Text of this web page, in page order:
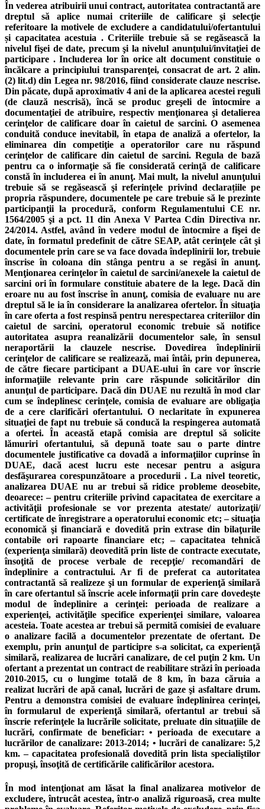
În vederea atribuirii unui contract, autoritatea contractantă are
dreptul să aplice numai criteriile de calificare şi selecţie
referitoare la motivele de excludere a candidatului/ofertantului
și capacitatea acestuia . Criteriile trebuie să se regăsească la
nivelul fişei de date, precum şi la nivelul anunţului/invitaţiei de
participare . Includerea lor în orice alt document constituie o
încălcare a principiului transparenţei, consacrat de art. 2 alin.
(2) lit.d) din Legea nr. 98/2016, fiind considerate clauze nescrise.
Din păcate, după aproximativ 4 ani de la aplicarea acestei reguli
(de clauză nescrisă), încă se produc greşeli de întocmire a
documentaţiei de atribuire, respectiv menţionarea şi detalierea
cerinţelor de calificare doar în caietul de sarcini. O asemenea
conduită conduce inevitabil, în etapa de analiză a ofertelor, la
eliminarea din competiţie a operatorilor care nu răspund
cerinţelor de calificare din caietul de sarcini. Regula de bază
pentru ca o informaţie să fie considerată cerinţă de calificare
constă în includerea ei în anunţ. Mai mult, la nivelul anunţului
trebuie să se regăsească şi referinţele privind declarațiile pe
propria răspundere, documentele pe care trebuie să le prezinte
participanţii la procedură, conform Regulamentului CE nr.
1564/2005 şi a pct. 11 din Anexa V Partea Cdin Directiva nr.
24/2014. Astfel, având în vedere modul de întocmire a fişei de
date, în formatul predefinit de către SEAP, atât cerinţele cât şi
documentele prin care se va face dovada îndeplinirii lor, trebuie
înscrise în coloana din stânga pentru a se regăsi în anunţ.
Menţionarea cerinţelor în caietul de sarcini/anexele la caietul de
sarcini ori în formulare constituie abatere de la lege. Dacă din
eroare nu au fost înscrise în anunţ, comisia de evaluare nu are
dreptul să le ia în considerare la analizarea ofertelor. În situaţia
în care oferta a fost respinsă pentru nerespectarea criteriilor din
caietul de sarcini, operatorul economic trebuie să notifice
autoritatea asupra reanalizării documentelor sale, în sensul
neraportării la clauzele nescrise. Dovedirea îndeplinirii
cerinţelor de calificare se realizează, mai întâi, prin depunerea,
de către fiecare participant a DUAE-ului în care vor înscrie
informaţiile relevante prin care răspunde solicitărilor din
anunţul de participare. Dacă din DUAE nu rezultă în mod clar
cum se îndeplinesc cerinţele, comisia de evaluare are obligaţia
de a cere clarificări ofertantului. O neclaritate în expunerea
situaţiei de fapt nu trebuie să conducă la respingerea automată
a ofertei. În această etapă comisia are dreptul să solicite
lămuriri ofertantului, să depună toate sau o parte dintre
documentele justificative ca dovadă a informaţiilor cuprinse în
DUAE, dacă acest lucru este necesar pentru a asigura
desfăşurarea corespunzătoare a procedurii . La nivel teoretic,
analizarea DUAE nu ar trebui să ridice probleme deosebite,
deoarece: – pentru criteriile privind capacitatea de exercitare a
activităţii profesionale se vor prezenta atestate/ autorizaţii/
certificate de înregistrare a operatorului economic etc; – situaţia
economică şi financiară e dovedită prin extrase din bilaţurile
contabile ori rapoarte financiare etc; – capacitatea tehnică
(experienţa similară) deovedită prin liste de contracte executate,
însoţită de procese verbale de recepţie/ recomandări de
îndeplinire a contractului. Ar fi de preferat ca autoritatea
contractantă să realizeze şi un formular de experienţă similară
în care ofertantul să înscrie acele informaţii prin care dovedeşte
modul de îndeplinire a cerinţei: perioada de realizare a
experienţei, activităţile specifice experienţei similare, valoarea
acesteia. Toate acestea ar trebui să permită comisiei de evaluare
o analizare facilă a documentelor prezentate de ofertant. De
exemplu, prin anunţul de participre s-a solicitat, ca experienţă
similară, realizarea de lucrări canalizare, de cel puţin 2 km. Un
ofertant a prezentat un contract de reabilitare străzi în perioada
2010-2015, cu o lungime totală de 8 km, în baza căruia a
realizat lucrări de apă canal, lucrări de gaze şi asfaltare drum.
Pentru a demonstra comisiei de evaluare îndeplinirea cerinţei,
în formularul de experienţă similară, ofertantul ar trebui să
înscrie referinţele la lucrările solicitate, preluate din situaţiile de
lucrări, confirmate de beneficiar: • perioada de executare a
lucrărilor de canalizare: 2013-2014; • lucrări de canalizare: 5,2
km. – capacitatea profesională dovedită prin lista specialiştilor
propuşi, însoţită de certificările calificărilor acestora.
În mod intenţionat am lăsat la final analizarea motivelor de
excludere, întrucât acestea, într-o analiză riguroasă, crea multe